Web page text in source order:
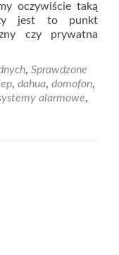
oczywiście taką
jest to punkt
czy prywatna
, Sprawdzone
, dahua, domofon,
alarmowe,